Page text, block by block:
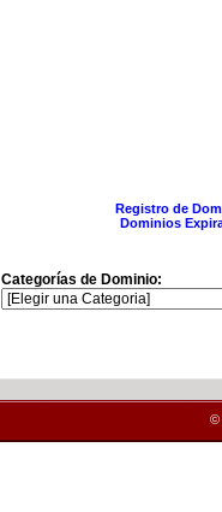
Registro de
Dominios
Categorías de Dominio:
©